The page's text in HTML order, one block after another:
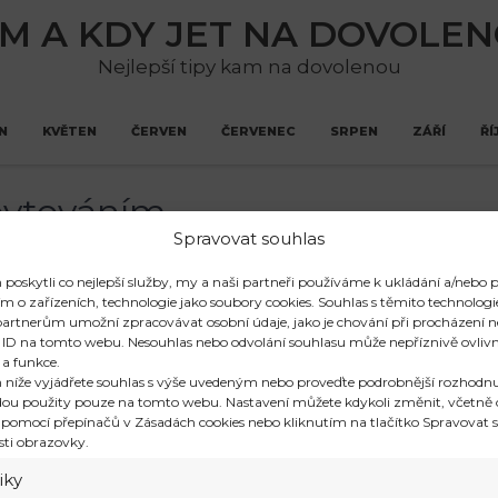
Spravovat souhlas
co nejlepší služby, my a naši partneři používáme k ukládání a/nebo
o zařízeních, technologie jako soubory cookies. Souhlas s těmito
umožní zpracovávat osobní údaje, jako je chování při procházení
ID na tomto webu. Nesouhlas nebo odvolání souhlasu může nepříznivě
funkce.
vyjádřete souhlas s výše uvedeným nebo proveďte podrobnější
použity pouze na tomto webu. Nastavení můžete kdykoli změnit, včetně
přepínačů v Zásadách cookies nebo kliknutím na tlačítko Spravovat
obrazovky.
A KDY JET NA
Nejlepší tipy kam na dovolenou
KVĚTEN ČERVEN ČERVENEC SRPEN ZÁŘÍ
od dovolené na souši?
Čím se dovolená na lodi liší od dovolené na
dovolené není vždy lehkým úkolem, protože
škálu detailů, abyste si dopřáli co nejlepší
ubytování, dopravy na místě, stravy a další
strávené na internetu a procházení mnoha
Číst více »